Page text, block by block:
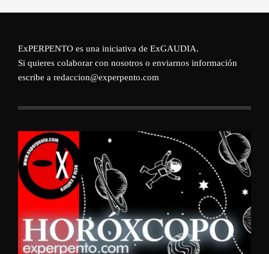
ExPERPENTO es una iniciativa de ExGAUDIA.
Si quieres colaborar con nosotros o enviarnos información
escribe a redaccion@experpento.com